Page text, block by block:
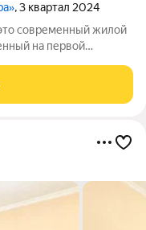
, 3 квартал 2024
на первой
окнами квартир